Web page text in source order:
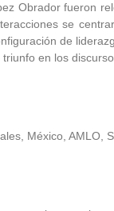
Obrador fueron
se
de
en los
México, AMLO,